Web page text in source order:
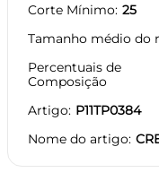
Corte Mínimo 25
Tamanho médio do
Percentuais de
Composição
Artigo P11TP0384
Nome do artigo